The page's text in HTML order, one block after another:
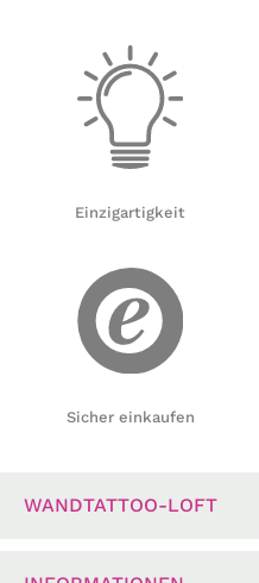
Einzigartigkeit
Sicher einkaufen
WANDTATTOO-LOFT